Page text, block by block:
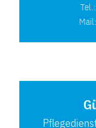
Tel.:
Mail: